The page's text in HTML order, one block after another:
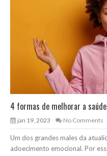
4 formas de melhorar a
jan 19, 2023 No Comments
Um dos grandes males da
adoecimento emocional. Por